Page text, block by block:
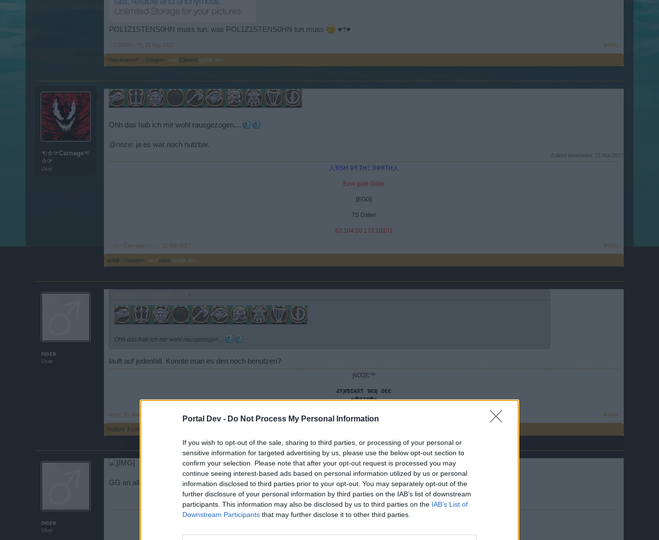
Portal Dev - Do Not Process My Personal Information
If you wish to opt-out of the sale, sharing to third parties, or processing of your personal or
sensitive information for targeted advertising by us, please use the below opt-out section to
confirm your selection. Please note that after your opt-out request is processed you may
continue seeing interest-based ads based on personal information utilized by us or personal
information disclosed to third parties prior to your opt-out. You may separately opt-out of the
further disclosure of your personal information by third parties on the IAB’s list of downstream
participants. This information may also be disclosed by us to third parties on the IAB’s List of
Downstream Participants that may further disclose it to other third parties.
POL1Z1STENS0HN muss tun, was POL1Z1STENS0HN tun muss ♥†♥
☆TΞÐÐY☆™ 21 Mai 2017 #1642
*∂αѕєℓємєηт* .-Gorgon-. und 23leon1 gefällt dies.
☜☆☞Carnage☜
☆☞
User
Ohh das hab ich mir wohl rausgezogen....
@noze: ja es war noch nutzbar.
Zuletzt bearbeitet: 21 Mai 2017
人ŦłSH.ФŦ.THΞ.ЛФЯTH人
Eine gute Gilde
[EGG]
TS Daten
62.104.20.173:10101
☜☆☞Carnage☜☆☞ 21 Mai 2017 #1643
abfall .-Gorgon-. und noze gefällt dies.
noze
User
↑
Ohh das hab ich mir wohl rausgezogen....
läuft auf jedenfall. Konnte man es den noch benutzen?
ƝƠȤЄ™
ƧƳƝƊƖƘƛƬ ƊЄƦ ƧЄЄ
๑۩ƧȤƧ۩๑
noze 21 Mai 2017 #1644
Rotlicht Fri3nd$
noze
User
GG an alle beteiligten war ein schöner wen auch sehr kurzer Kampf
ƝƠȤЄ™